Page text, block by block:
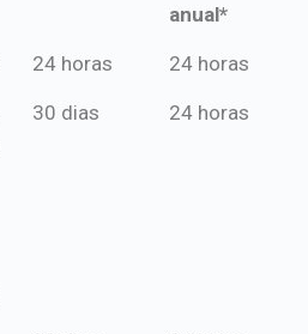
anual*
*Pagamento
mensal*
*Pagamento
de crédito
24 horas 24 horas
30 dias 24 horas